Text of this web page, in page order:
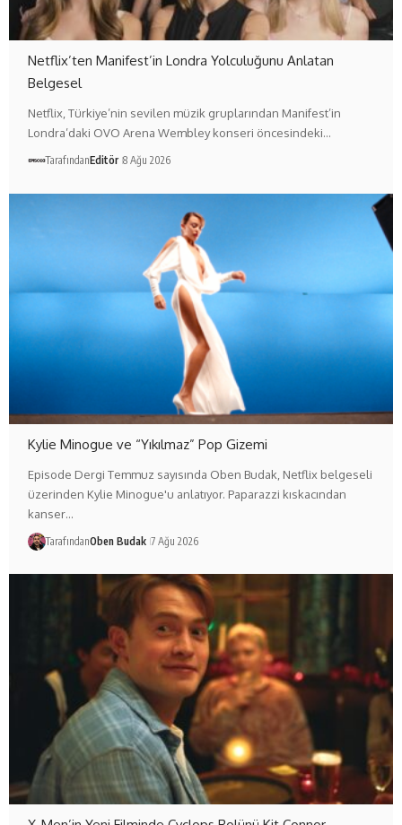
Netflix’ten Manifest’in Londra Yolculuğunu Anlatan
Belgesel
Netflix, Türkiye’nin sevilen müzik gruplarından Manifest’in
Londra’daki OVO Arena Wembley konseri öncesindeki…
TarafındanEditör 8 Ağu 2026
Kylie Minogue ve “Yıkılmaz” Pop Gizemi
Episode Dergi Temmuz sayısında Oben Budak, Netflix belgeseli
üzerinden Kylie Minogue'u anlatıyor. Paparazzi kıskacından
kanser…
TarafındanOben Budak 7 Ağu 2026